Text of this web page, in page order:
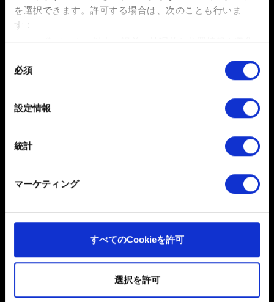
を選択できます。 許可する場合は、次のことも行いま
す：
数メートル以内の誤差の地理的な位置情報を収集
特定の特性（フィンガープリント）を積極的にス
詳細セクション
で個人データの処理方法と設定を行って
ください。「Cookie宣言」からいつでも同意を変更また
だくために必要なものです。その他のCookieは、ウェブ
サイトの品質向上のために、オプションとして技術的お
た、ソーシャルメディア上などでお客様が興味を持ちそ
うなコンテンツをお届けするために、一部のCookieをパ
これらのオプションが有効になることはありません。
必須
設定情報
統計
マーケティング
すべてのCookieを許可
選択を許可
ファイルを追加
関連の問題の場合、画面写真 容量制限：12 MB
セーブフォルダのすべてのファイルを送付するように確認し
てください。セーブファイルのフォルダを圧縮することがで
きます（例えば .zip）。
Games\CD Projekt Red\Cyberpunk 2077\
送信